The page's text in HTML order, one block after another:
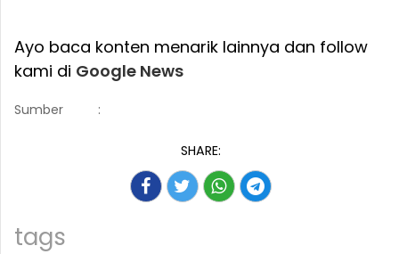
Ayo baca konten menarik lainnya dan follow
kami di Google News
Sumber :
SHARE:
tags